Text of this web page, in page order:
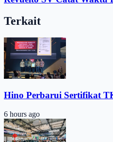
Terkait
Hino Perbarui Sertifikat
6 hours ago